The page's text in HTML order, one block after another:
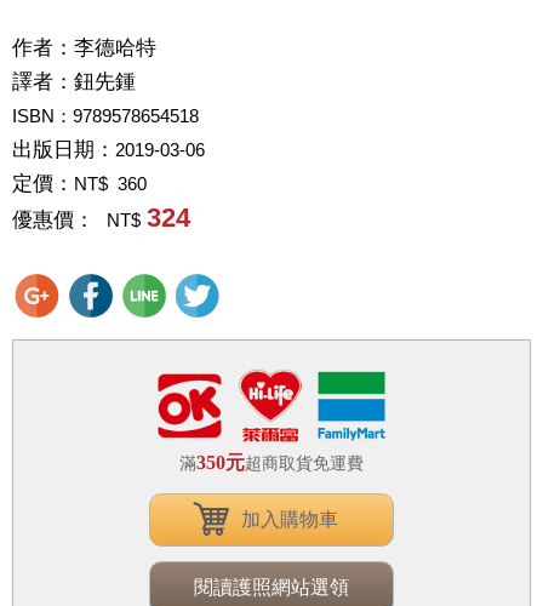
作者： 李德哈特
譯者： 鈕先鍾
ISBN：9789578654518
出版日期： 2019-03-06
定價： NT$ 360
優惠價： NT$ 324
滿350元超商取貨免運費
加入購物車
閱讀護照網站選領